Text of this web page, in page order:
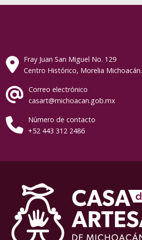
Fray Juan San Miguel No. 129
Centro Histórico, Morelia Michoacán.
Correo electrónico
casart@michoacan.gob.mx
Número de contacto
+52 443 312 2486